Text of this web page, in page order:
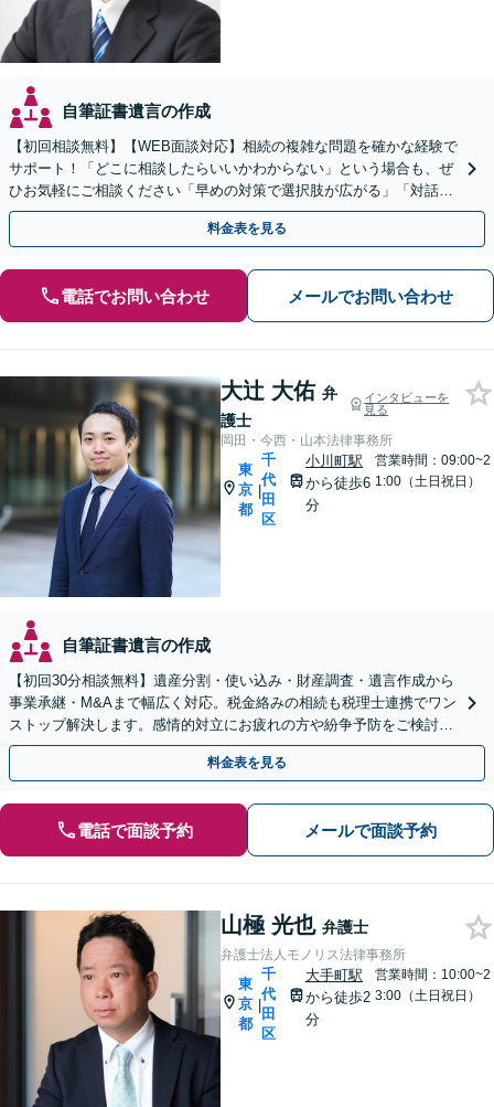
自筆証書遺言の作成
【初回相談無料】【WEB面談対応】相続の複雑な問題を確かな経験で
サポート！「どこに相談したらいいかわからない」という場合も、ぜ
ひお気軽にご相談ください「早めの対策で選択肢が広がる」「対話を
重視した相続問題の予防と解決」【休日・夜間相談可】
料金表を見る
電話でお問い合わせ メールでお問い合わせ
大辻 大佑 弁
護士
インタビューを
見る
岡田・今西・山本法律事務所
東
京
都
|
千
代
田
区
小川町駅
から徒歩6
分
営業時間：09:00~2
1:00（土日祝日）
自筆証書遺言の作成
【初回30分相談無料】遺産分割・使い込み・財産調査・遺言作成から
事業承継・M&Aまで幅広く対応。税金絡みの相続も税理士連携でワン
ストップ解決します。感情的対立にお疲れの方や紛争予防をご検討の
方も、お気軽にご相談ください。
料金表を見る
電話で面談予約 メールで面談予約
山極 光也 弁護士
弁護士法人モノリス法律事務所
東
京
都
|
千
代
田
区
大手町駅
から徒歩2
分
営業時間：10:00~2
3:00（土日祝日）